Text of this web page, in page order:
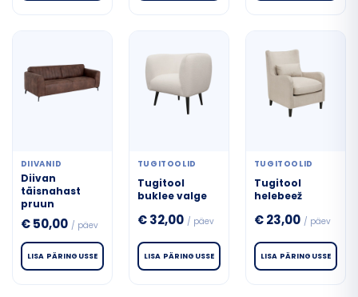
DIIVANID
Diivan
täisnahast
pruun
€50,00 / päev
LISA PÄRINGUSSE
TUGITOOLID
Tugitool
buklee valge
€32,00 / päev
LISA PÄRINGUSSE
TUGITOOLID
Tugitool
helebeež
€23,00 / päev
LISA PÄRINGUSSE